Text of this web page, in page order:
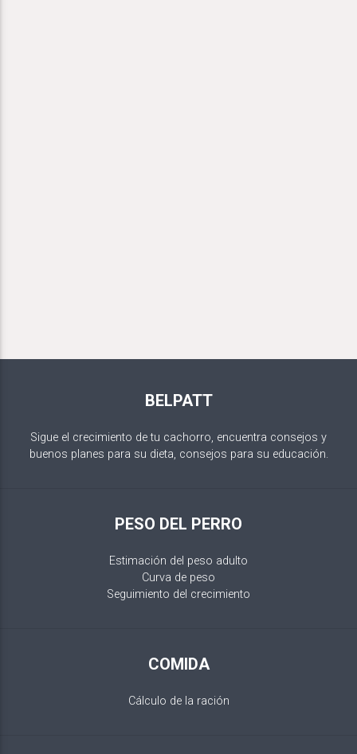
BELPATT
Sigue el crecimiento de tu cachorro, encuentra consejos y
buenos planes para su dieta, consejos para su educación.
PESO DEL PERRO
Estimación del peso adulto
Curva de peso
Seguimiento del crecimiento
COMIDA
Cálculo de la ración